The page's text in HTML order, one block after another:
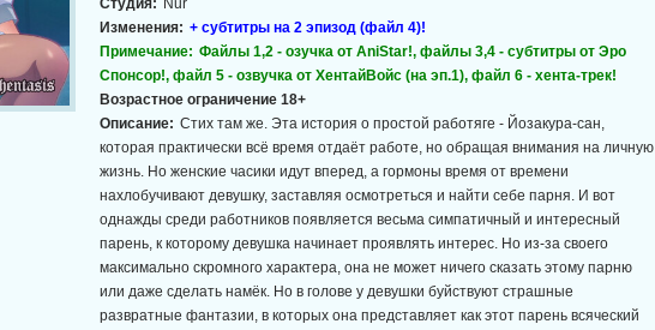
Студия: Nur
Изменения: + субтитры на 2 эпизод (файл 4)!
Примечание: Файлы 1,2 - озучка от AniStar!, файлы 3,4 - субтитры от Эро
Спонсор!, файл 5 - озвучка от ХентайВойс (на эп.1), файл 6 - хента-трек!
Возрастное ограничение 18+
Описание: Стих там же. Эта история о простой работяге - Йозакура-сан,
которая практически всё время отдаёт работе, но обращая внимания на личную
жизнь. Но женские часики идут вперед, а гормоны время от времени
нахлобучивают девушку, заставляя осмотреться и найти себе парня. И вот
однажды среди работников появляется весьма симпатичный и интересный
парень, к которому девушка начинает проявлять интерес. Но из-за своего
максимально скромного характера, она не может ничего сказать этому парню
или даже сделать намёк. Но в голове у девушки буйствуют страшные
развратные фантазии, в которых она представляет как этот парень всяческий